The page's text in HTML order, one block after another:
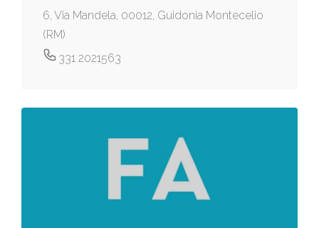
6, Via Mandela, 00012, Guidonia Montecelio
(RM)
331 2021563